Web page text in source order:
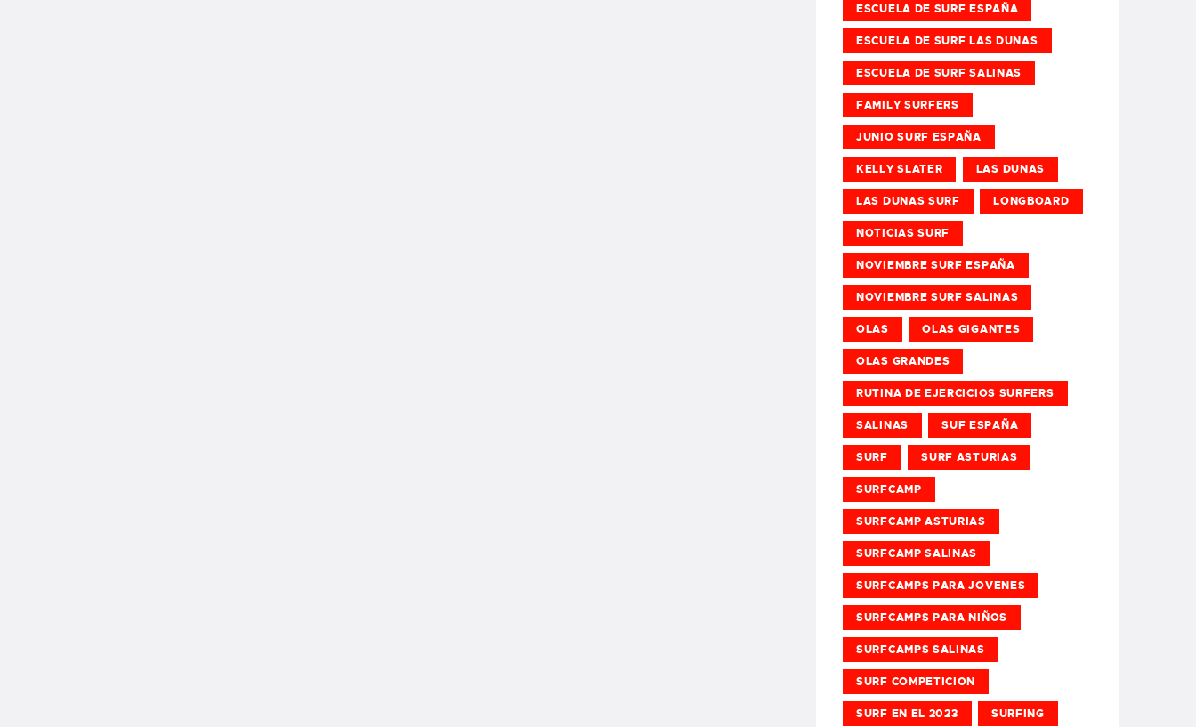
ESCUELA DE SURF ESPAÑA
ESCUELA DE SURF LAS DUNAS
ESCUELA DE SURF SALINAS
FAMILY SURFERS
JUNIO SURF ESPAÑA
KELLY SLATER LAS DUNAS
LAS DUNAS SURF LONGBOARD
NOTICIAS SURF
NOVIEMBRE SURF ESPAÑA
NOVIEMBRE SURF SALINAS
OLAS OLAS GIGANTES
OLAS GRANDES
RUTINA DE EJERCICIOS SURFERS
SALINAS SUF ESPAÑA
SURF SURF ASTURIAS
SURFCAMP
SURFCAMP ASTURIAS
SURFCAMP SALINAS
SURFCAMPS PARA JOVENES
SURFCAMPS PARA NIÑOS
SURFCAMPS SALINAS
SURF COMPETICION
SURF EN EL 2023 SURFING